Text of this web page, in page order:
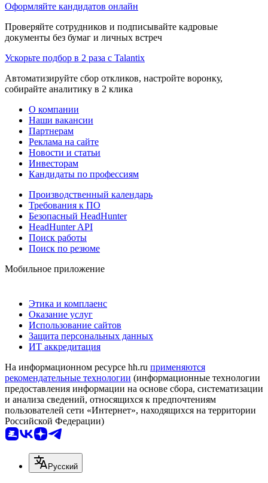
Оформляйте кандидатов онлайн
Проверяйте сотрудников и подписывайте кадровые
документы без бумаг и личных встреч
Ускорьте подбор в 2 раза с Talantix
Автоматизируйте сбор откликов, настройте воронку,
собирайте аналитику в 2 клика
О компании
Наши вакансии
Партнерам
Реклама на сайте
Новости и статьи
Инвесторам
Кандидаты по профессиям
Производственный календарь
Требования к ПО
Безопасный HeadHunter
HeadHunter API
Поиск работы
Поиск по резюме
Мобильное приложение
Этика и комплаенс
Оказание услуг
Использование сайтов
Защита персональных данных
ИТ аккредитация
На информационном ресурсе hh.ru применяются
рекомендательные технологии (информационные технологии
предоставления информации на основе сбора, систематизации
и анализа сведений, относящихся к предпочтениям
пользователей сети «Интернет», находящихся на территории
Российской Федерации)
Русский